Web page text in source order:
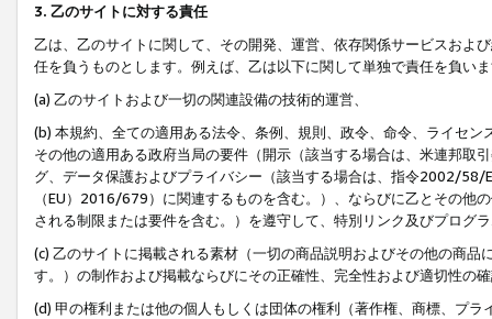
3. 乙のサイトに対する責任
乙は、乙のサイトに関して、その開発、運営、依存関係サービスおよ
任を負うものとします。例えば、乙は以下に関して単独で責任を負い
(a) 乙のサイトおよび一切の関連設備の技術的運営、
(b) 本規約、全ての適用ある法令、条例、規則、政令、命令、ライセ
その他の適用ある政府当局の要件（開示（該当する場合は、米連邦取
グ、データ保護およびプライバシー（該当する場合は、指令2002/58/
（EU）2016/679）に関連するものを含む。）、ならびに乙とその他
される制限または要件を含む。）を遵守して、特別リンク及びプログ
(c) 乙のサイトに掲載される素材（一切の商品説明およびその他の商
す。）の制作および掲載ならびにその正確性、完全性および適切性の
(d) 甲の権利または他の個人もしくは団体の権利（著作権、商標、プ